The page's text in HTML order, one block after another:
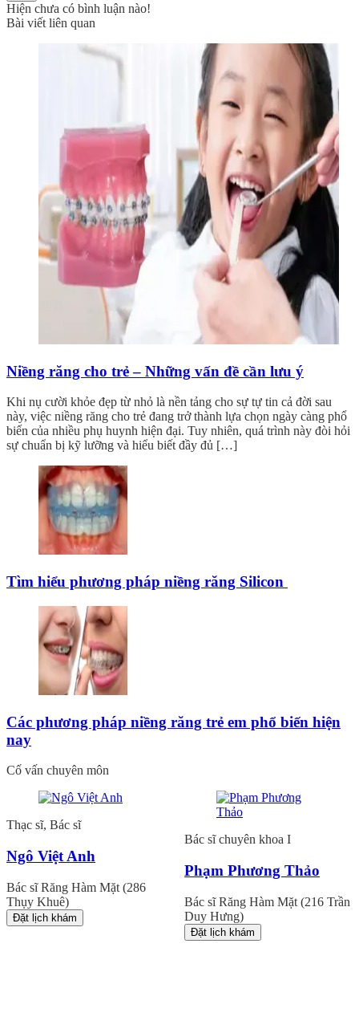
Hiện chưa có bình luận nào!
Bài viết liên quan
Niềng răng cho trẻ – Những vấn đề cần lưu ý
Khi nụ cười khỏe đẹp từ nhỏ là nền tảng cho sự tự tin cả đời sau
này, việc niềng răng cho trẻ đang trở thành lựa chọn ngày càng phổ
biến của nhiều phụ huynh hiện đại. Tuy nhiên, quá trình này đòi hỏi
sự chuẩn bị kỹ lưỡng và hiểu biết đầy đủ […]
Tìm hiểu phương pháp niềng răng Silicon
Các phương pháp niềng răng trẻ em phổ biến hiện
nay
Cố vấn chuyên môn
Thạc sĩ, Bác sĩ
Ngô Việt Anh
Bác sĩ Răng Hàm Mặt (286
Thụy Khuê)
Đặt lịch khám
Bác sĩ chuyên khoa I
Phạm Phương Thảo
Bác sĩ Răng Hàm Mặt (216 Trần
Duy Hưng)
Đặt lịch khám